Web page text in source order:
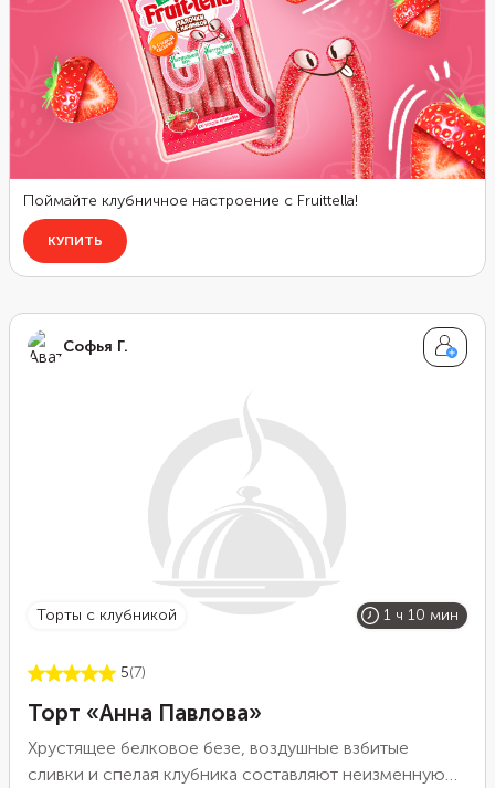
Софья Г.
торты с клубникой 1 ч 10 мин
5(7)
Торт «Анна Павлова»
Хрустящее белковое безе, воздушные взбитые
сливки и спелая клубника составляют неизменную